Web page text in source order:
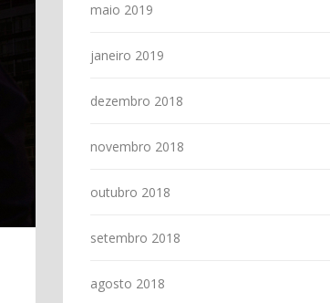
maio 2019
janeiro 2019
dezembro 2018
novembro 2018
outubro 2018
setembro 2018
agosto 2018